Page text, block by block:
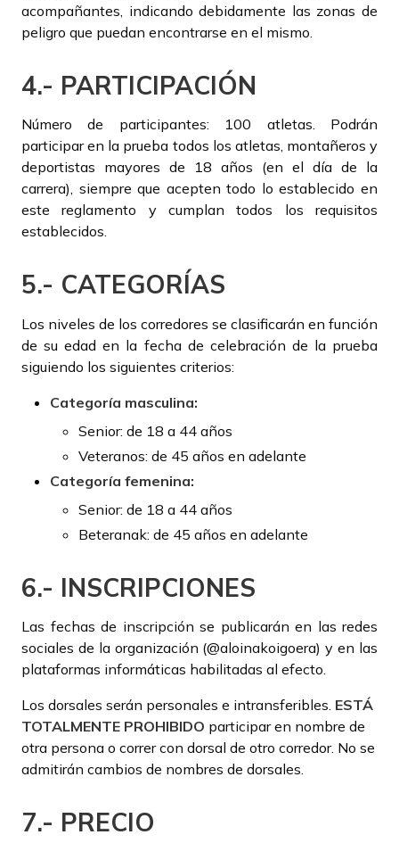
acompañantes, indicando debidamente las zonas de
peligro que puedan encontrarse en el mismo.
4.- PARTICIPACIÓN
Número de participantes: 100 atletas. Podrán
participar en la prueba todos los atletas, montañeros y
deportistas mayores de 18 años (en el día de la
carrera), siempre que acepten todo lo establecido en
este reglamento y cumplan todos los requisitos
establecidos.
5.- CATEGORÍAS
Los niveles de los corredores se clasificarán en función
de su edad en la fecha de celebración de la prueba
siguiendo los siguientes criterios:
Categoría masculina:
Senior: de 18 a 44 años
Veteranos: de 45 años en adelante
Categoría femenina:
Senior: de 18 a 44 años
Beteranak: de 45 años en adelante
6.- INSCRIPCIONES
Las fechas de inscripción se publicarán en las redes
sociales de la organización (@aloinakoigoera) y en las
plataformas informáticas habilitadas al efecto.
Los dorsales serán personales e intransferibles. ESTÁ
TOTALMENTE PROHIBIDO participar en nombre de
otra persona o correr con dorsal de otro corredor. No se
admitirán cambios de nombres de dorsales.
7.- PRECIO